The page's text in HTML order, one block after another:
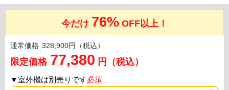
今だけ 76% OFF以上！
通常価格 328,900円（税込）
限定価格 77,380 円（税込）
▼室外機は別売りです必須